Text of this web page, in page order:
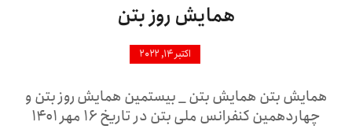
همایش روز بتن
اکتبر ۱۴, ۲۰۲۲
همایش بتن همایش بتن _ بیستمین همایش روز بتن و
چهاردهمین کنفرانس ملی بتن در تاریخ ۱۶ مهر ۱۴۰۱